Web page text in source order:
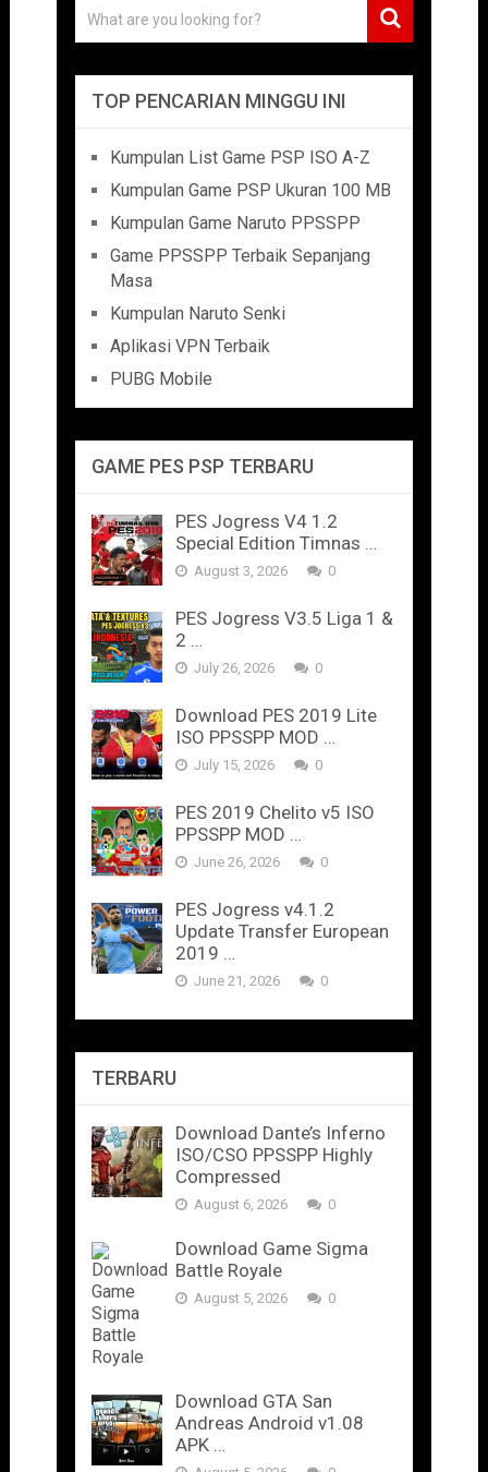
TOP PENCARIAN MINGGU INI
Kumpulan List Game PSP ISO A-Z
Kumpulan Game PSP Ukuran 100 MB
Kumpulan Game Naruto PPSSPP
Game PPSSPP Terbaik Sepanjang
Masa
Kumpulan Naruto Senki
Aplikasi VPN Terbaik
PUBG Mobile
GAME PES PSP TERBARU
PES Jogress V4 1.2
Special Edition Timnas …
August 3, 2026 0
PES Jogress V3.5 Liga 1 &
2 …
July 26, 2026 0
Download PES 2019 Lite
ISO PPSSPP MOD …
July 15, 2026 0
PES 2019 Chelito v5 ISO
PPSSPP MOD …
June 26, 2026 0
PES Jogress v4.1.2
Update Transfer European
2019 …
June 21, 2026 0
TERBARU
Download Dante’s Inferno
ISO/CSO PPSSPP Highly
Compressed
August 6, 2026 0
Download Game Sigma
Battle Royale
August 5, 2026 0
Download GTA San
Andreas Android v1.08
APK …